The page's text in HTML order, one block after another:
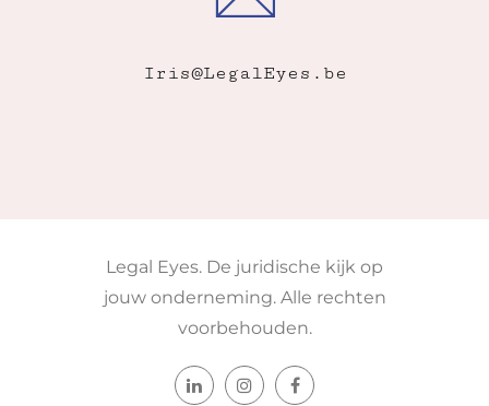
Iris@LegalEyes.be
Legal Eyes. De juridische kijk op
jouw onderneming. Alle rechten
voorbehouden.